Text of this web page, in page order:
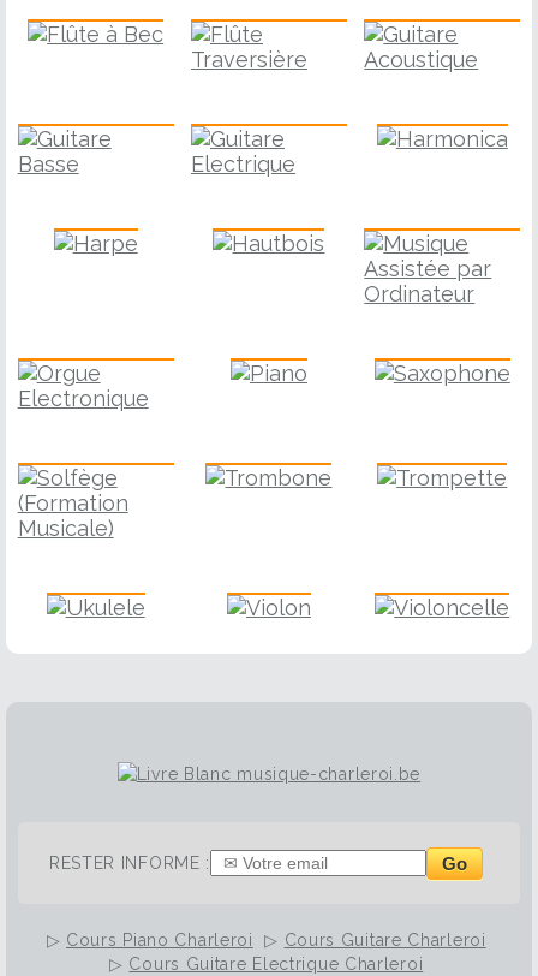
RESTER INFORME : Go
▷ Cours Piano Charleroi ▷ Cours Guitare Charleroi
▷ Cours Guitare Electrique Charleroi